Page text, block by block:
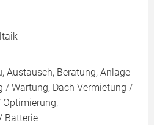
Austausch, Beratung, Anlage
/ Wartung, Dach Vermietung /
Batterie